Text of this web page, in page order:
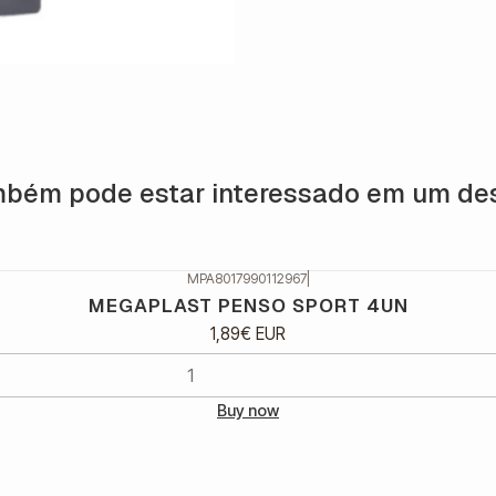
pode estar interessado em um
MPA8017990112967|
MEGAPLAST PENSO SPORT 4UN
1,89€ EUR
Buy now